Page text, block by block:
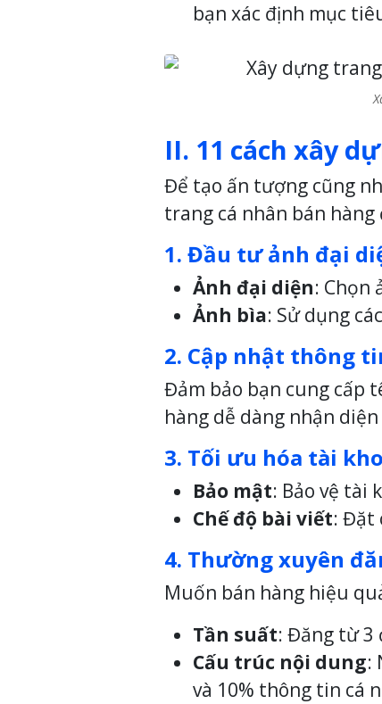
bạn xác định mục
II. 11 cách xây
Để tạo ấn tượng cũng
trang cá nhân bán
1. Đầu tư ảnh đại
Ảnh đại diện: Chọn
Ảnh bìa: Sử dụng
2. Cập nhật thông
Đảm bảo bạn cung cấp
hàng dễ dàng nhận
3. Tối ưu hóa tài
Bảo mật: Bảo vệ tài
Chế độ bài viết: Đặt
4. Thường xuyên
Muốn bán hàng hiệu
Tần suất: Đăng từ 3
Cấu trúc nội dung:
và 10% thông tin cá